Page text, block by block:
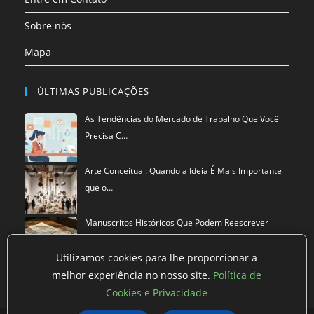
Sobre nós
Mapa
ÚLTIMAS PUBLICAÇÕES
As Tendências do Mercado de Trabalho Que Você
Precisa C…
Arte Conceitual: Quando a Ideia É Mais Importante
que o…
Manuscritos Históricos Que Podem Reescrever
Utilizamos cookies para lhe proporcionar a
melhor experiência no nosso site. Política de
Cookies e Privacidade